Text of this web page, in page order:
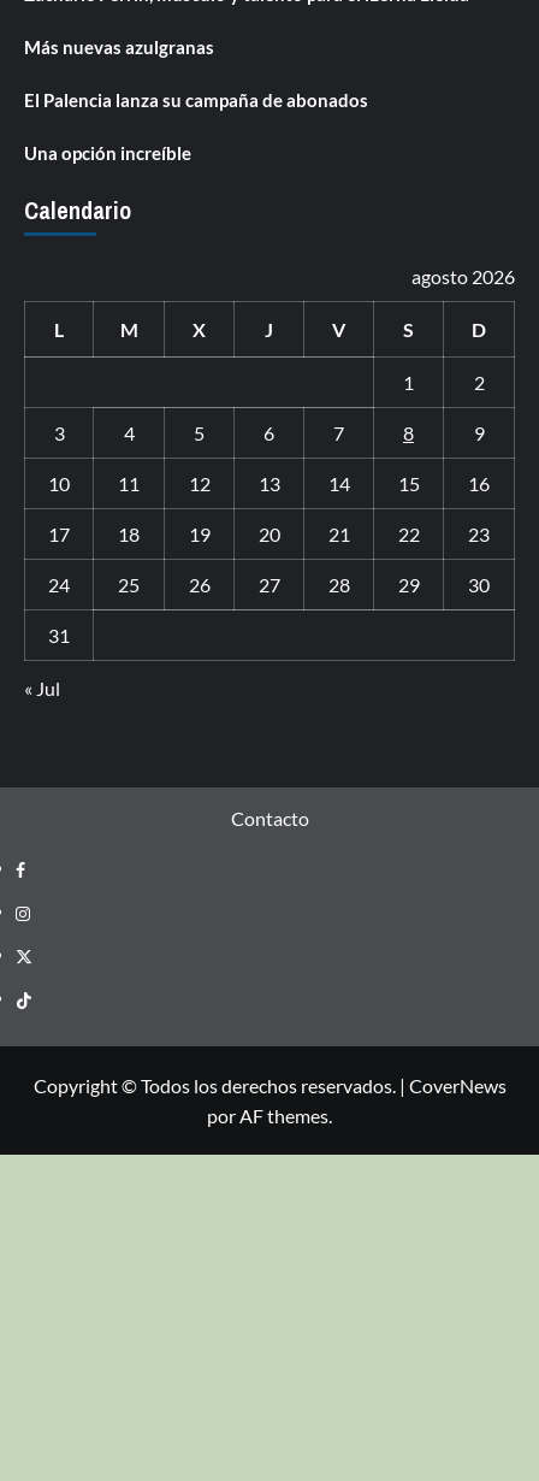
Más nuevas azulgranas
El Palencia lanza su campaña de abonados
Una opción increíble
Calendario
agosto 2026
L M X J V S D
1 2
3 4 5 6 7 8 9
10 11 12 13 14 15 16
17 18 19 20 21 22 23
24 25 26 27 28 29 30
31
« Jul
Contacto
Copyright © Todos los derechos reservados. | CoverNews
por AF themes.